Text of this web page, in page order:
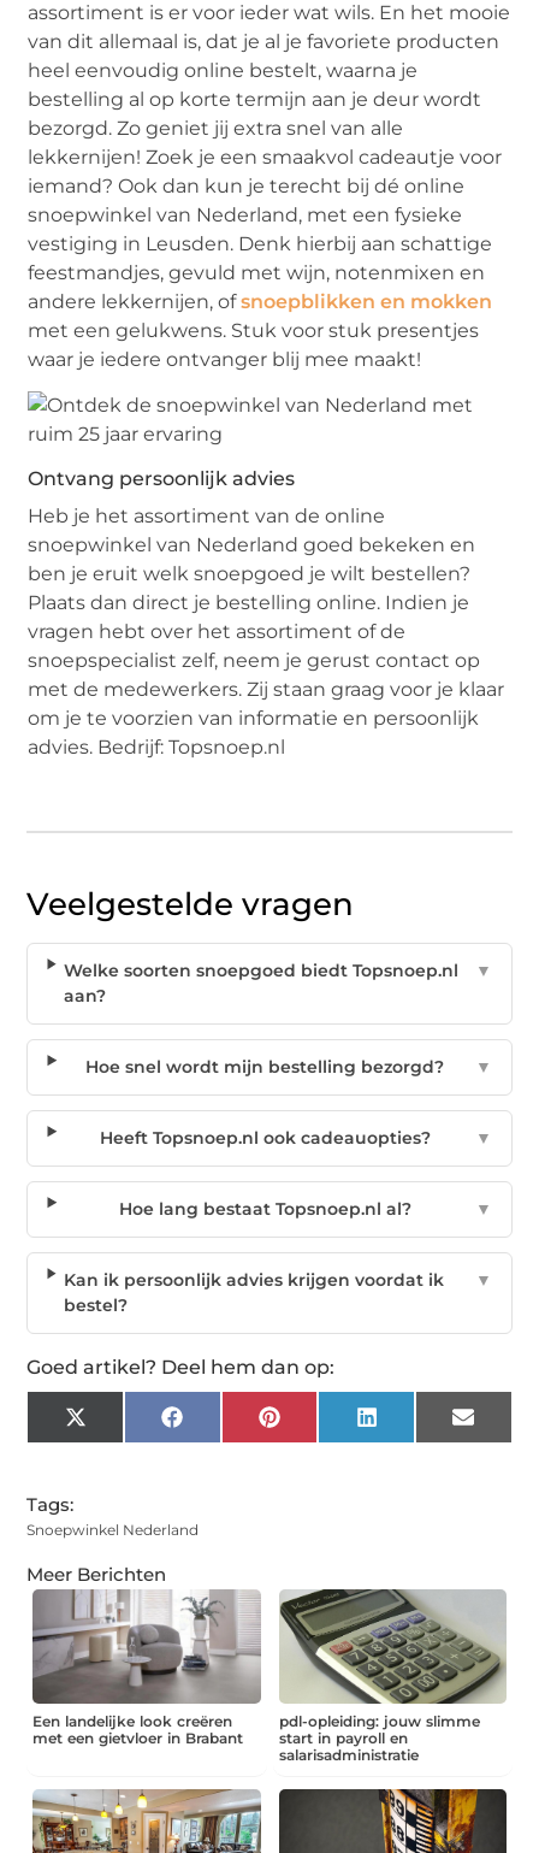
assortiment is er voor ieder wat wils. En het mooie
van dit allemaal is, dat je al je favoriete producten
heel eenvoudig online bestelt, waarna je
bestelling al op korte termijn aan je deur wordt
bezorgd. Zo geniet jij extra snel van alle
lekkernijen! Zoek je een smaakvol cadeautje voor
iemand? Ook dan kun je terecht bij dé online
snoepwinkel van Nederland, met een fysieke
vestiging in Leusden. Denk hierbij aan schattige
feestmandjes, gevuld met wijn, notenmixen en
andere lekkernijen, ofsnoepblikken en mokken
met een gelukwens. Stuk voor stuk presentjes
waar je iedere ontvanger blij mee maakt!
Ontvang persoonlijk advies
Heb je het assortiment van de online
snoepwinkel van Nederland goed bekeken en
ben je eruit welk snoepgoed je wilt bestellen?
Plaats dan direct je bestelling online. Indien je
vragen hebt over het assortiment of de
snoepspecialist zelf, neem je gerust contact op
met de medewerkers. Zij staan graag voor je klaar
om je te voorzien van informatie en persoonlijk
advies. Bedrijf: Topsnoep.nl
Veelgestelde vragen
Welke soorten snoepgoed biedt Topsnoep.nl
aan?
▼
Hoe snel wordt mijn bestelling bezorgd? ▼
Heeft Topsnoep.nl ook cadeauopties? ▼
Hoe lang bestaat Topsnoep.nl al? ▼
Kan ik persoonlijk advies krijgen voordat ik
bestel?
▼
Goed artikel? Deel hem dan op:
X
(Twitter)
Facebook Pinterest LinkedIn Email
Tags:
Snoepwinkel Nederland
Meer Berichten
Een landelijke look creëren
met een gietvloer in Brabant
pdl-opleiding: jouw slimme
start in payroll en
salarisadministratie